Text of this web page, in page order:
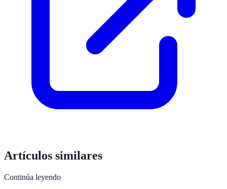
Artículos similares
Continúa leyendo